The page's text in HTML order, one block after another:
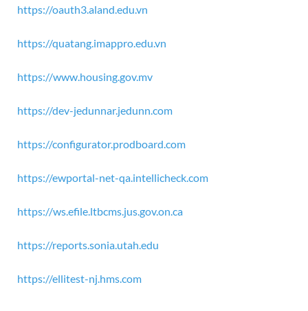
https://oauth3.aland.edu.vn
https://quatang.imappro.edu.vn
https://www.housing.gov.mv
https://dev-jedunnar.jedunn.com
https://configurator.prodboard.com
https://ewportal-net-qa.intellicheck.com
https://ws.efile.ltbcms.jus.gov.on.ca
https://reports.sonia.utah.edu
https://ellitest-nj.hms.com